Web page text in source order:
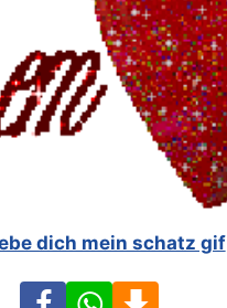
dich mein schatz gif
FacebookWhatsApp